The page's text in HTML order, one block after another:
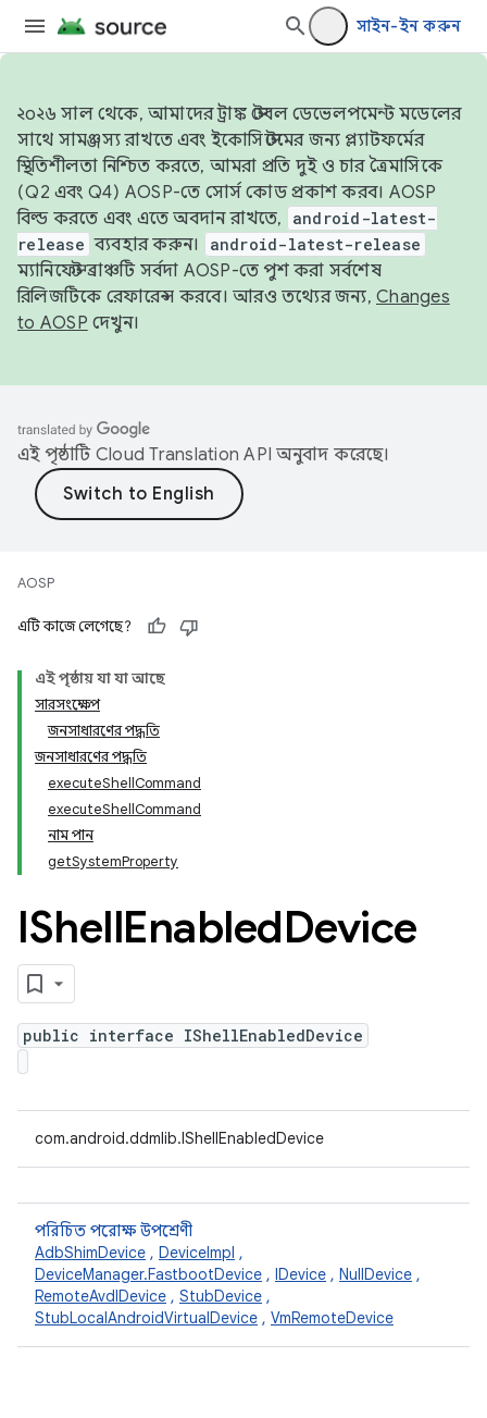
সাইন-ইন করুন
২০২৬ সাল থেকে, আমাদের ট্রাঙ্ক স্টেবল ডেভেলপমেন্ট মডেলের
সাথে সামঞ্জস্য রাখতে এবং ইকোসিস্টেমের জন্য প্ল্যাটফর্মের
স্থিতিশীলতা নিশ্চিত করতে, আমরা প্রতি দুই ও চার ত্রৈমাসিকে
(Q2 এবং Q4) AOSP-তে সোর্স কোড প্রকাশ করব। AOSP
বিল্ড করতে এবং এতে অবদান রাখতে,
android-latest-
release ব্যবহার করুন। android-latest-release
ম্যানিফেস্ট ব্রাঞ্চটি সর্বদা AOSP-তে পুশ করা সর্বশেষ
রিলিজটিকে রেফারেন্স করবে। আরও তথ্যের জন্য, Changes
to AOSP দেখুন।
এই পৃষ্ঠাটি Cloud Translation API অনুবাদ করেছে।
AOSP
এটি কাজে লেগেছে?
এই পৃষ্ঠায় যা যা আছে
সারসংক্ষেপ
জনসাধারণের পদ্ধতি
জনসাধারণের পদ্ধতি
executeShellCommand
executeShellCommand
নাম পান
getSystemProperty
IShellEnabledDevice
public interface IShellEnabledDevice
com.android.ddmlib.IShellEnabledDevice
পরিচিত পরোক্ষ উপশ্রেণী
AdbShimDevice , DeviceImpl ,
DeviceManager.FastbootDevice , IDevice , NullDevice ,
RemoteAvdIDevice , StubDevice ,
StubLocalAndroidVirtualDevice , VmRemoteDevice